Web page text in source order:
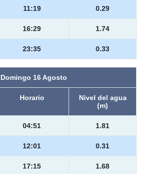
11:19 0.29
16:29 1.74
23:35 0.33
Domingo 16 Agosto
Horario
Nivel del agua
(m)
04:51 1.81
12:01 0.31
17:15 1.68